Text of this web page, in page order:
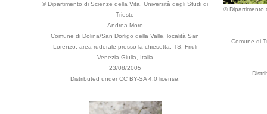
© Dipartimento di Scienze della Vita, Università degli Studi di
Trieste
Andrea Moro
Comune di Dolina/San Dorligo della Valle, località San
Lorenzo, area ruderale presso la chiesetta, TS, Friuli
Venezia Giulia, Italia
23/08/2005
Distributed under CC BY-SA 4.0 license.
© Dipartimento
Comune di